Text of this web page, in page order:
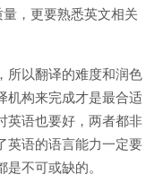
，更要熟悉英文相关
所以翻译的难度和润色
机构来完成才是最合适
英语也要好，两者都非
英语的语言能力一定要
不可或缺的。